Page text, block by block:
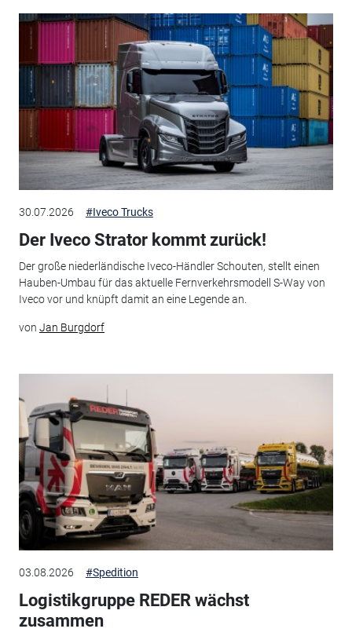
30.07.2026 #Iveco Trucks
Der Iveco Strator kommt zurück!
Der große niederländische Iveco-Händler Schouten, stellt einen
Hauben-Umbau für das aktuelle Fernverkehrsmodell S-Way von
Iveco vor und knüpft damit an eine Legende an.
von Jan Burgdorf
03.08.2026 #Spedition
Logistikgruppe REDER wächst
zusammen